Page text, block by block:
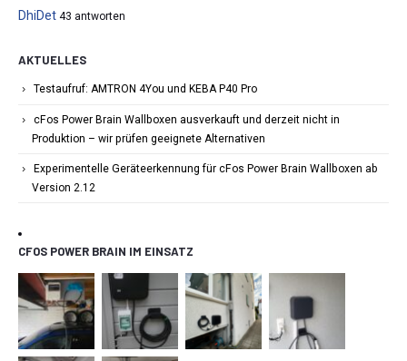
DhiDet 43 antworten
AKTUELLES
Testaufruf: AMTRON 4You und KEBA P40 Pro
cFos Power Brain Wallboxen ausverkauft und derzeit nicht in
Produktion – wir prüfen geeignete Alternativen
Experimentelle Geräteerkennung für cFos Power Brain Wallboxen ab
Version 2.12
CFOS POWER BRAIN IM EINSATZ